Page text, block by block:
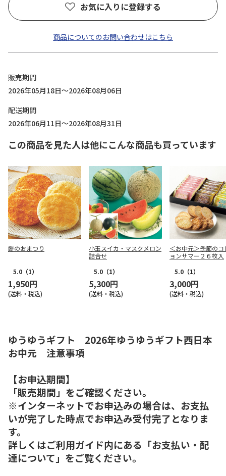
お気に入りに登録する
商品についてのお問い合わせはこちら
販売期間
2026年05月18日～2026年08月06日
配送期間
2026年06月11日～2026年08月31日
この商品を見た人は他にこんな商品も買っています
餅のおまつり
5.0 （1）
1,950円
(送料・税込)
小玉スイカ・マスクメロン
詰合せ
5.0 （1）
5,300円
(送料・税込)
＜お中元＞季節のコ
ョンサマー２６枚入
5.0 （1）
3,000円
(送料・税込)
ゆうゆうギフト 2026年ゆうゆうギフト西日本
お中元 注意事項
【お申込期間】
「販売期間」をご確認ください。
※インターネットでお申込みの場合は、お支払
いが完了した時点でお申込み受付完了となりま
す。
詳しくはご利用ガイド内にある「お支払い・配
達について」をご覧ください。